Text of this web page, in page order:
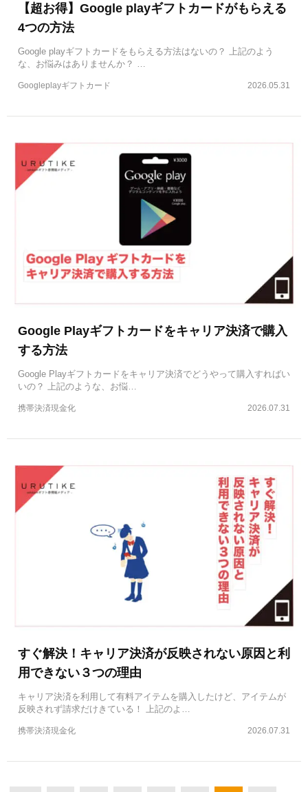
【超お得】Google playギフトカードがもらえる
4つの方法
Google playギフトカードをもらえる方法はないの？ 上記のよう
な、お悩みはありませんか？ …
2026.05.31
Googleplayギフトカード
Google Playギフトカードをキャリア決済で購入
する方法
Google Playギフトカードをキャリア決済でどうやって購入すればい
いの？ 上記のような、お悩…
2026.07.31
携帯決済現金化
すぐ解決！キャリア決済が反映されない原因と利
用できない３つの理由
キャリア決済を利用して有料アイテムを購入したけど、アイテムが
反映されず請求だけきている！ 上記のよ…
2026.07.31
携帯決済現金化